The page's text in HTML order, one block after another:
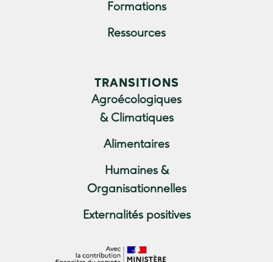
Formations
Ressources
TRANSITIONS
Agroécologiques
& Climatiques
Alimentaires
Humaines &
Organisationnelles
Externalités positives